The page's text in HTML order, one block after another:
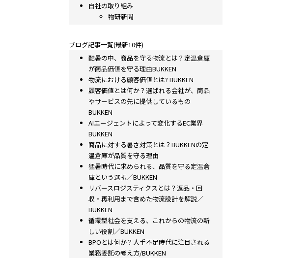
自社の取り組み
物研新聞
ブログ記事一覧(最新10件)
酷暑の中、商品を守る物流とは？定温倉庫
が商品価値を守る理由BUKKEN
物流における顧客価値とは? BUKKEN
顧客価値とは何か？選ばれる会社が、商品
やサービスの先に提供しているもの
BUKKEN
AIエージェントによって変化するEC業界
BUKKEN
商品に対する暑さ対策とは？BUKKENの定
温倉庫が品質を守る理由
猛暑時代に求められる、品質を守る定温倉
庫という選択／BUKKEN
リバースロジスティクスとは？返品・回
収・再利用まで含めた物流設計を解説／
BUKKEN
循環型社会を支える、これからの物流の新
しい役割／BUKKEN
BPOとは何か？人手不足時代に注目される
業務委託の考え方/BUKKEN